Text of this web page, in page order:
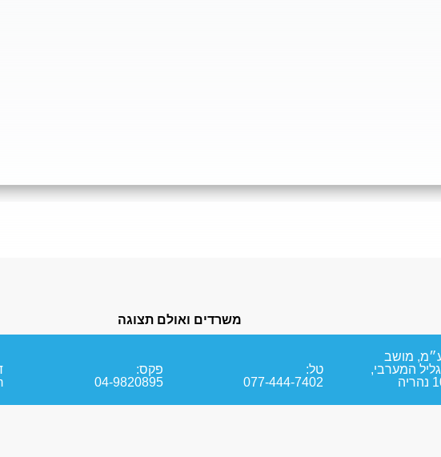
משרדים ואולם תצוגה
מושב
המערבי,
טל:
077-444-7402
פקס:
04-9820895